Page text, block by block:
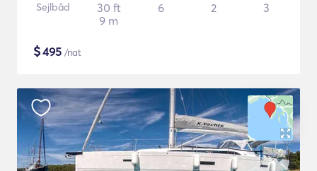
Sejlbåd
30 ft
9 m
6 2 3
$495 /nat